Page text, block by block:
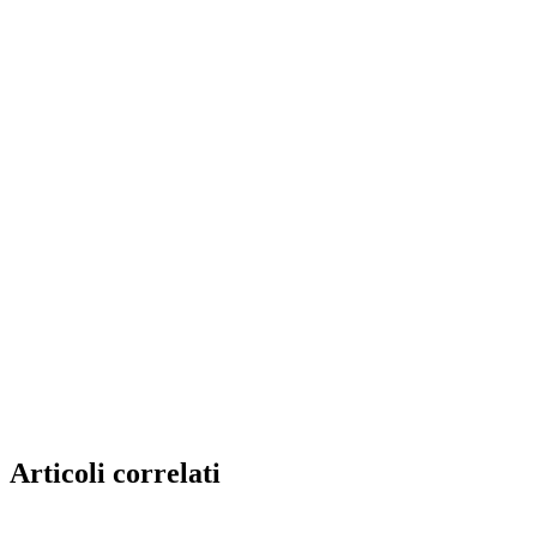
Articoli correlati